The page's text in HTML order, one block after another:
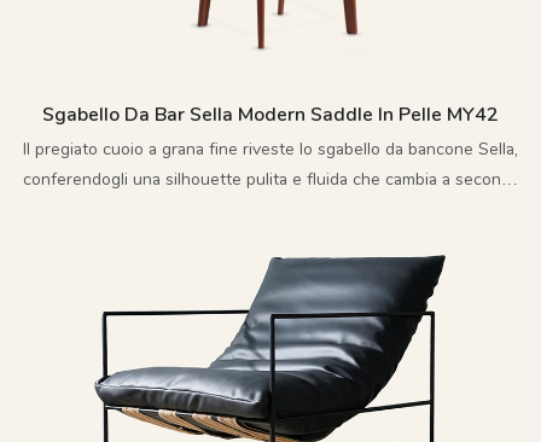
Sgabello Da Bar Sella Modern Saddle In Pelle MY42
Il pregiato cuoio a grana fine riveste lo sgabello da bancone Sella,
conferendogli una silhouette pulita e fluida che cambia a seconda